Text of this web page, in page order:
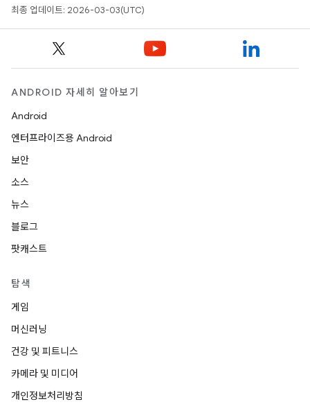
최종 업데이트: 2026-03-03(UTC)
ANDROID 자세히 알아보기
Android
엔터프라이즈용 Android
보안
소스
뉴스
블로그
팟캐스트
탐색
게임
머신러닝
건강 및 피트니스
카메라 및 미디어
개인정보처리방침